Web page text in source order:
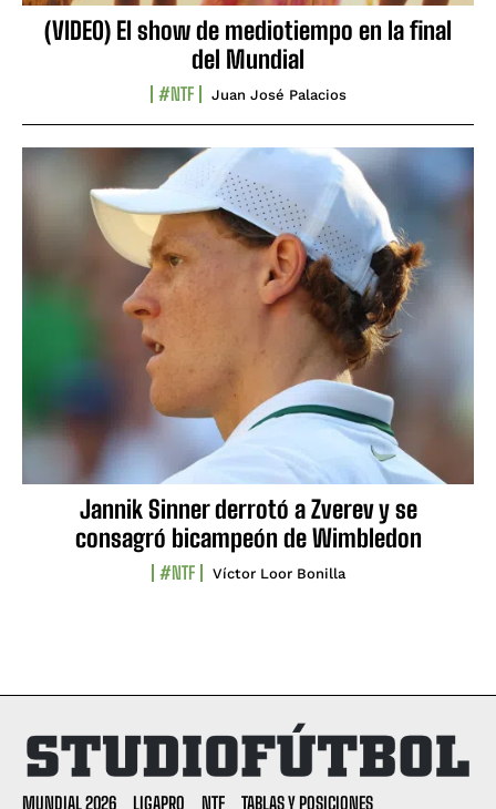
(VIDEO) El show de mediotiempo en la final
del Mundial
#NTF Juan José Palacios
Jannik Sinner derrotó a Zverev y se
consagró bicampeón de Wimbledon
#NTF Víctor Loor Bonilla
MUNDIAL 2026 LIGAPRO NTF TABLAS Y POSICIONES